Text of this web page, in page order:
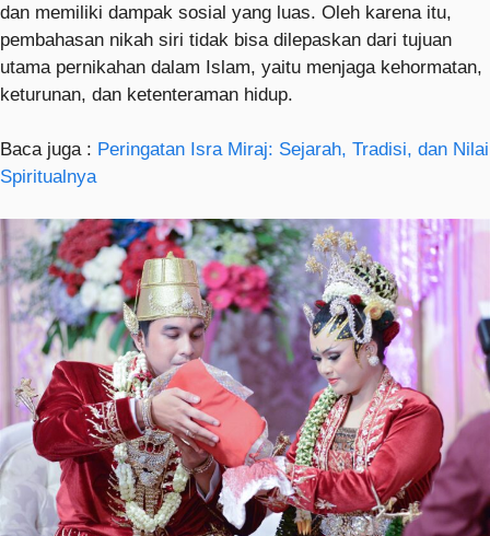
dan memiliki dampak sosial yang luas. Oleh karena itu,
pembahasan nikah siri tidak bisa dilepaskan dari tujuan
utama pernikahan dalam Islam, yaitu menjaga kehormatan,
keturunan, dan ketenteraman hidup.
Baca juga : Peringatan Isra Miraj: Sejarah, Tradisi, dan Nilai
Spiritualnya